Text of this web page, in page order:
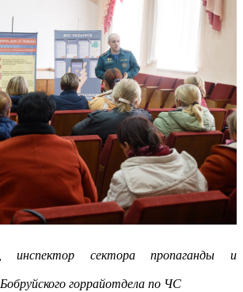
инспектор сектора пропаганды и
горрайотдела по ЧС